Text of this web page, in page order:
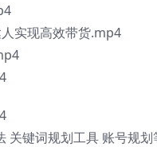
实现高效带货.mp4
键词规划工具 账号规